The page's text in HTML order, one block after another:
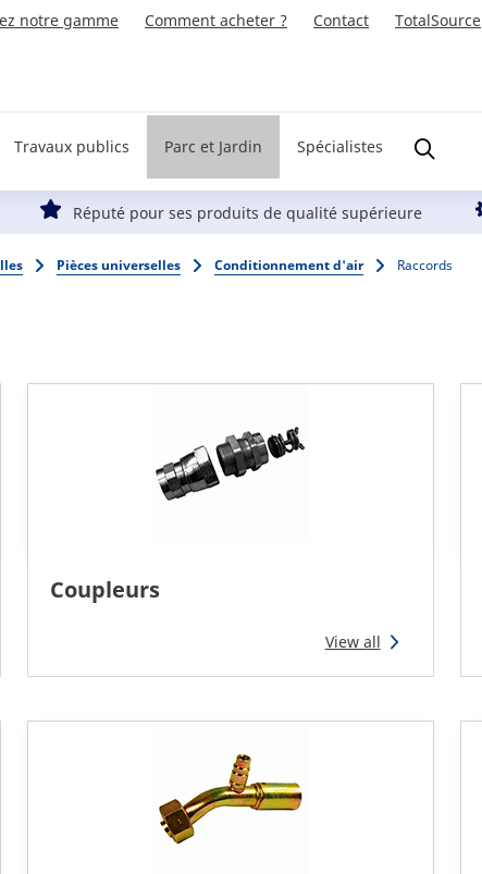
notre gamme Comment acheter ? Contact TotalSource
Travaux publics Parc et Jardin Spécialistes
Réputé pour ses produits de qualité supérieure
Pièces universelles Conditionnement d'air Raccords
Coupleurs
View all